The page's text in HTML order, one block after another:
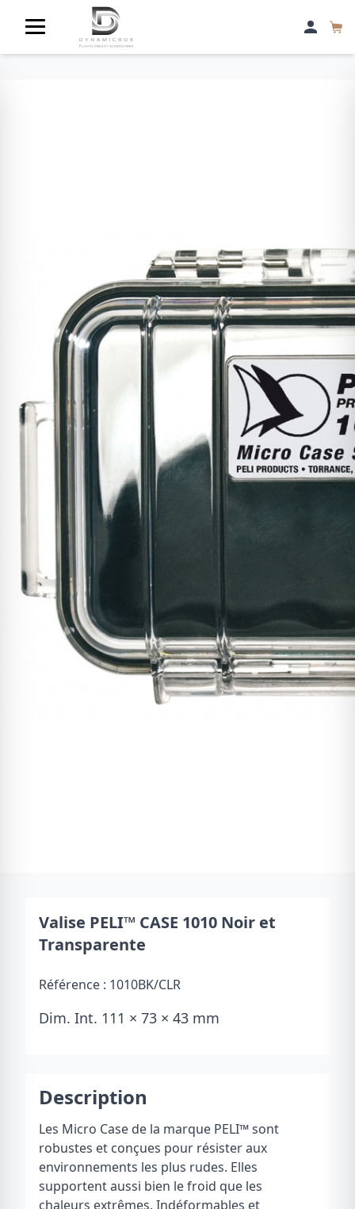
Valise PELI™ CASE 1010 Noir et
Transparente
Référence : 1010BK/CLR
Dim. Int. 111 × 73 × 43 mm
Description
Les Micro Case de la marque PELI™sont
robustes et conçues pour résister aux
environnements les plus rudes. Elles
supportent aussi bien le froid que les
chaleurs extrêmes. Indéformables et